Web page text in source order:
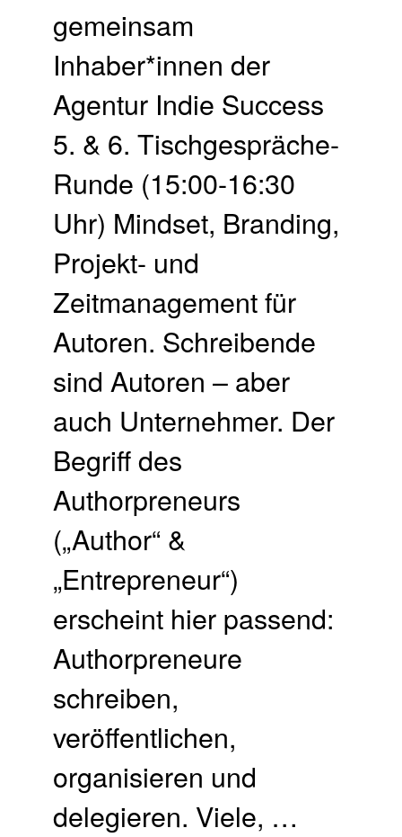
gemeinsam
Inhaber*innen der
Agentur Indie Success
5. & 6. Tischgespräche-
Runde (15:00-16:30
Uhr) Mindset, Branding,
Projekt- und
Zeitmanagement für
Autoren. Schreibende
sind Autoren – aber
auch Unternehmer. Der
Begriff des
Authorpreneurs
(„Author“ &
„Entrepreneur“)
erscheint hier passend:
Authorpreneure
schreiben,
veröffentlichen,
organisieren und
delegieren. Viele, …